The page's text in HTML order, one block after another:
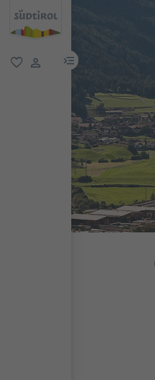
menu link